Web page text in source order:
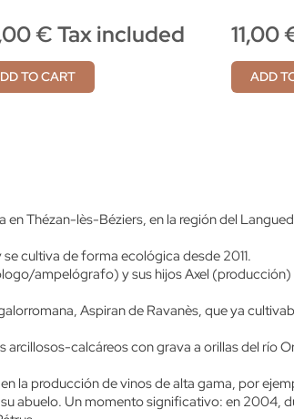
€ Tax included
TO CART
11,00
ADD
en Thézan-lès-Béziers, en la región del
cultiva de forma ecológica desde 2011.
ampelógrafo) y sus hijos Axel
Aspiran de Ravanès, que ya
calcáreos con grava a orillas del río
la producción de vinos de alta gama, por
abuelo. Un momento significativo: en 2004,